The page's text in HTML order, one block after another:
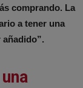
comprando. La
a tener una